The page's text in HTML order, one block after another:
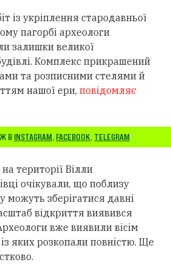
із укріплення стародавньої
пагорбі археологи
залишки великої
Комплекс прикрашений
та розписними стелями й
нашої ери, повідомляє
В INSTAGRAM, FACEBOOK, TELEGRAM
території Вілли
очікували, що поблизу
можуть зберігатися давні
відкриття виявився
вже виявили вісім
яких розкопали повністю. Ще